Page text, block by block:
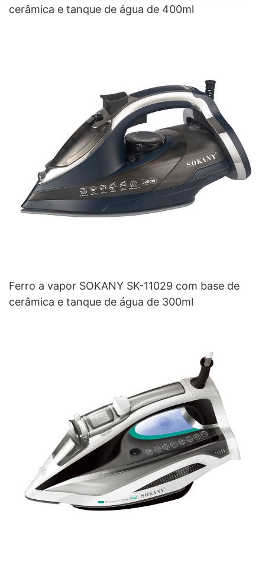
cerâmica e tanque de água de 400ml
Ferro a vapor SOKANY SK-11029 com base de
cerâmica e tanque de água de 300ml